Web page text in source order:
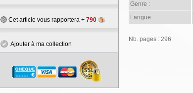
Cet article vous rapportera + 790
Ajouter à ma collection
Genre :
Langue :
Nb. pages : 296